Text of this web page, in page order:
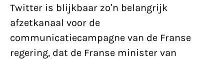
Twitter is blijkbaar zo’n belangrijk
afzetkanaal voor de
communicatiecampagne van de Franse
regering, dat de Franse minister van